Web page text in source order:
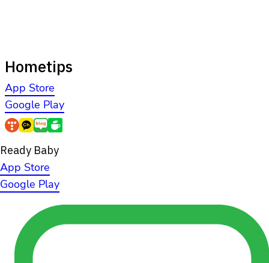
Hometips
App Store
Google Play
Ready Baby
App Store
Google Play